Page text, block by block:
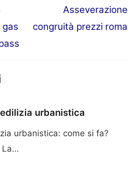
gas
Articolo
successivo:
Asseverazione
congruità prezzi roma
urbanistica
urbanistica: come si fa?
La…